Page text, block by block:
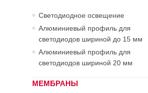
Светодиодное освещение
Алюминиевый профиль для
светодиодов шириной до 15 мм
Алюминиевый профиль для
светодиодов шириной 20 мм
МЕМБРАНЫ